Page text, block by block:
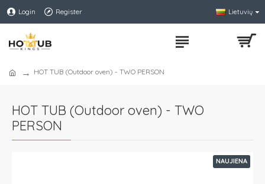
Login Register Lietuvių
HOT TUB (Outdoor oven) - TWO PERSON
HOT TUB (Outdoor oven) - TWO
PERSON
NAUJIENA